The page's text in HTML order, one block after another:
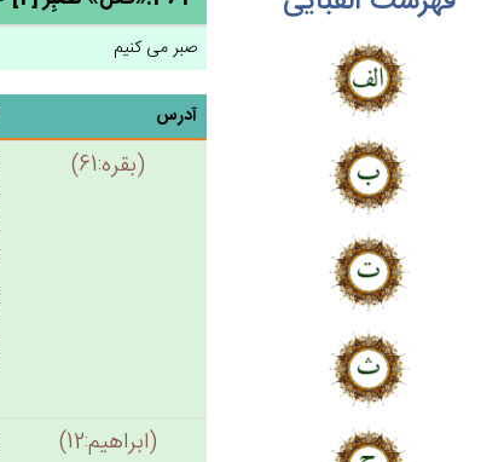
صبر می کنیم
آدرس
(بقره:61)
(ابراهيم:12)